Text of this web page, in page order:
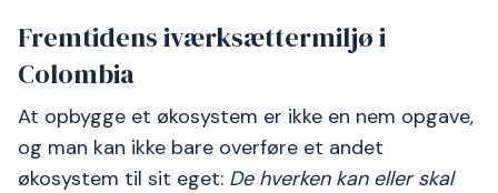
Fremtidens iværksættermiljø i
Colombia
At opbygge et økosystem er ikke en nem opgave,
og man kan ikke bare overføre et andet
økosystem til sit eget: De hverken kan eller skal